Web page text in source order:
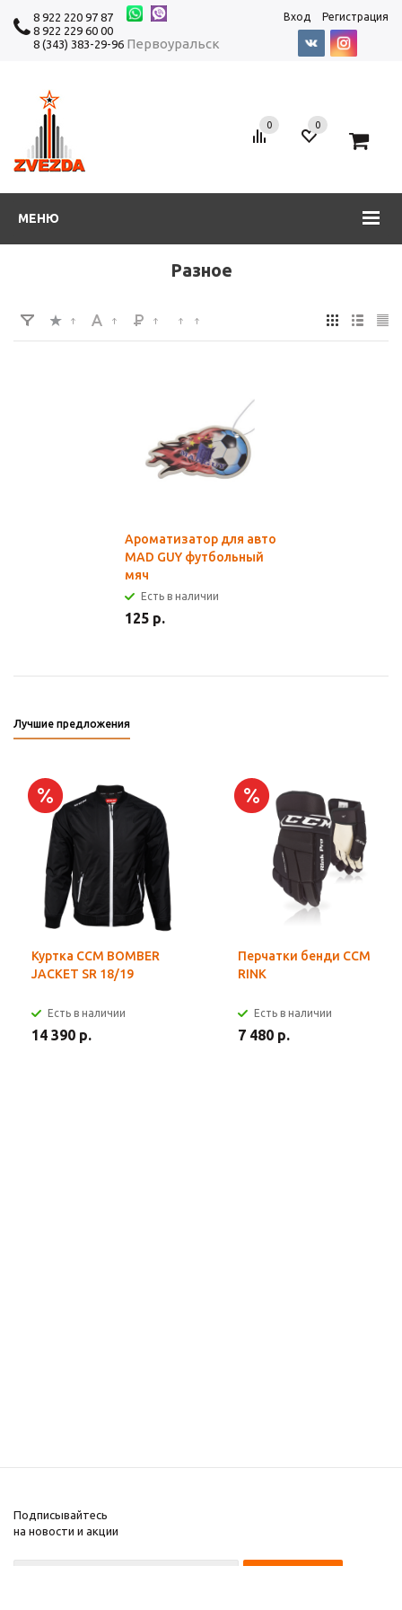
8 922 220 97 87
8 922 229 60 00
8 (343) 383-29-96 Первоуральск
Вход Регистрация
МЕНЮ
0 0
Разное
Ароматизатор для авто
MAD GUY футбольный
мяч
Есть в наличии
125 р.
Лучшие предложения
Куртка CCM BOMBER
JACKET SR 18/19
Есть в наличии
14 390 р.
Перчатки бенди CCM
RINK
Есть в наличии
7 480 р.
Подписывайтесь
на новости и акции